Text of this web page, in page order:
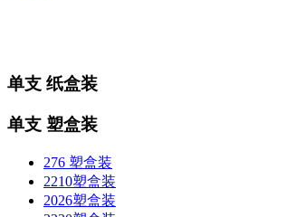
单支 纸盒装
单支 塑盒装
276 塑盒装
2210塑盒装
2026塑盒装